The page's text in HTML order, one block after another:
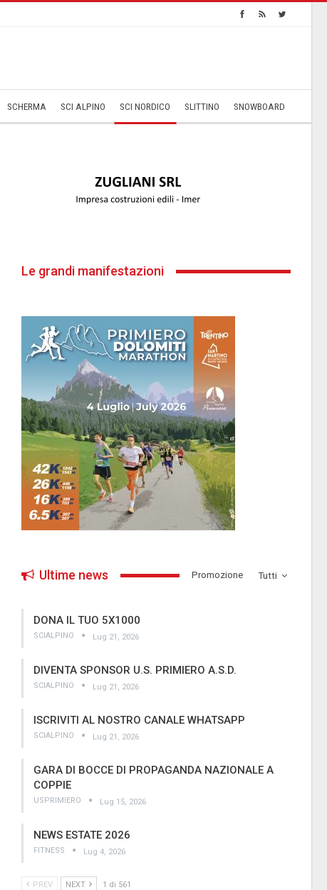
SCHERMA SCI ALPINO SCI NORDICO SLITTINO SNOWBOARD
Le grandi manifestazioni
Tutti
Ultime news ­Promozione
DONA IL TUO 5X1000
SCIALPINO Lug 21, 2026
DIVENTA SPONSOR U.S. PRIMIERO A.S.D.
SCIALPINO Lug 21, 2026
ISCRIVITI AL NOSTRO CANALE WHATSAPP
SCIALPINO Lug 21, 2026
GARA DI BOCCE DI PROPAGANDA NAZIONALE A
COPPIE
USPRIMIERO Lug 15, 2026
NEWS ESTATE 2026
FITNESS Lug 4, 2026
PREV NEXT 1 di 561